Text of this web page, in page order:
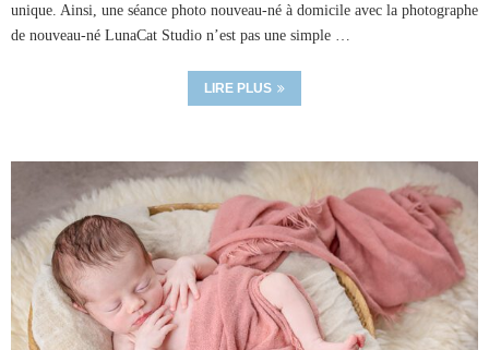
unique. Ainsi, une séance photo nouveau-né à domicile avec la photographe
de nouveau-né LunaCat Studio n’est pas une simple …
LIRE PLUS